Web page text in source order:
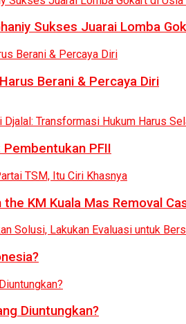
Sukses Juarai Lomba
Berani & Percaya Diri
PFII
KM Kuala Mas Removal
Diuntungkan?